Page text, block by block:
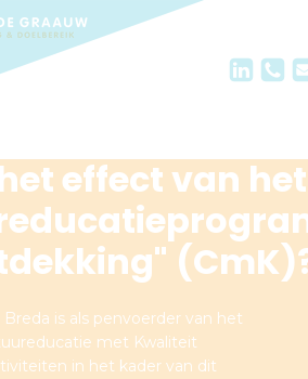
effect van het
is als penvoerder van het
met Kwaliteit
in het kader van dit